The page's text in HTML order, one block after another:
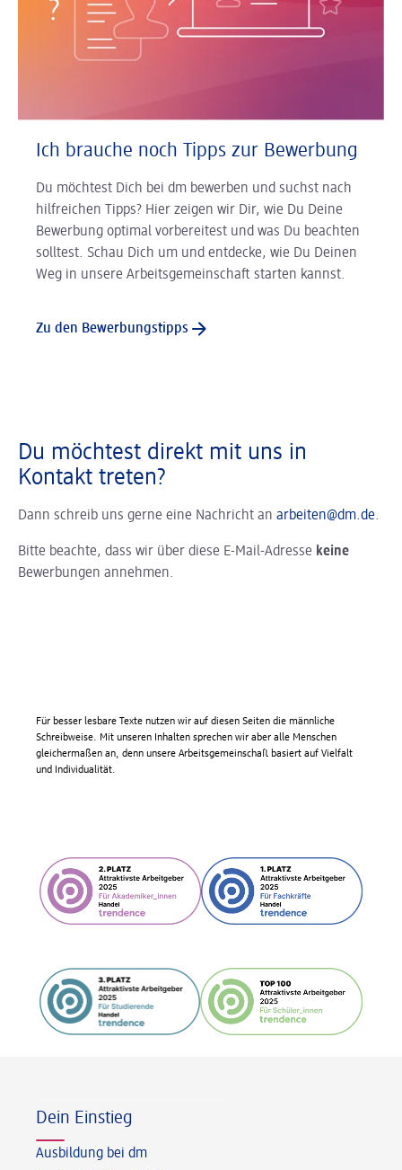
Ich brauche noch Tipps zur Bewerbung
Du möchtest Dich bei dm bewerben und suchst nach
hilfreichen Tipps? Hier zeigen wir Dir, wie Du Deine
Bewerbung optimal vorbereitest und was Du beachten
solltest. Schau Dich um und entdecke, wie Du Deinen
Weg in unsere Arbeitsgemeinschaft starten kannst.
Zu den Bewerbungstipps
Du möchtest direkt mit uns in
Kontakt treten?
Dann schreib uns gerne eine Nachricht an arbeiten@dm.de.
Bitte beachte, dass wir über diese E-Mail-Adresse keine
Bewerbungen annehmen.
Für besser lesbare Texte nutzen wir auf diesen Seiten die männliche
Schreibweise. Mit unseren Inhalten sprechen wir aber alle Menschen
gleichermaßen an, denn unsere Arbeitsgemeinschaft basiert auf Vielfalt
und Individualität.
Dein Einstieg
Ausbildung bei dm